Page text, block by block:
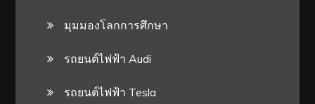
มุมมองโลกการศึกษา
รถยนต์ไฟฟ้า Audi
รถยนต์ไฟฟ้า Tesla